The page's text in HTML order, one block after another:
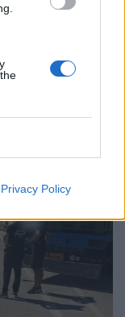
Privacy Policy
ΟΔΗΓΟΣ